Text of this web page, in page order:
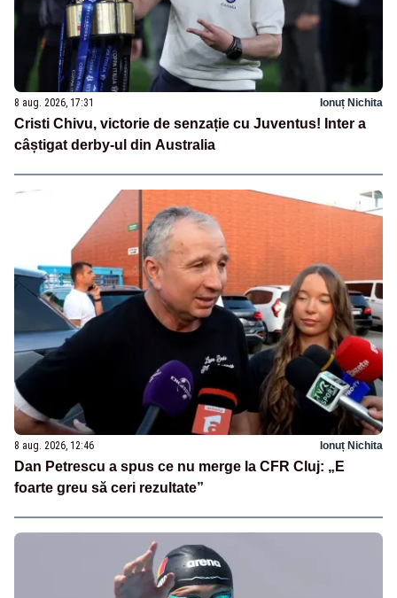
8 aug. 2026, 17:31 Ionuț Nichita
Cristi Chivu, victorie de senzație cu Juventus! Inter a
câștigat derby-ul din Australia
8 aug. 2026, 12:46 Ionuț Nichita
Dan Petrescu a spus ce nu merge la CFR Cluj: „E
foarte greu să ceri rezultate”